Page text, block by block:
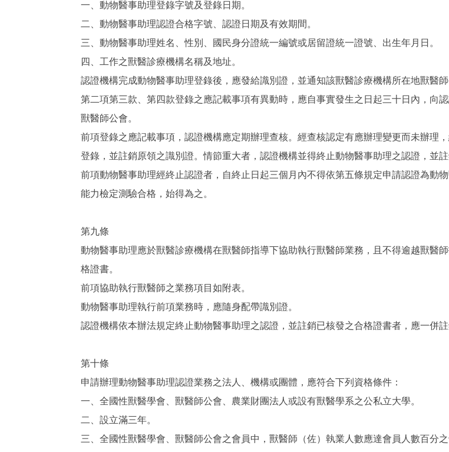
一、動物醫事助理登錄字號及登錄日期。
二、動物醫事助理認證合格字號、認證日期及有效期間。
三、動物醫事助理姓名、性別、國民身分證統一編號或居留證統一證號、出生年月日。
四、工作之獸醫診療機構名稱及地址。
認證機構完成動物醫事助理登錄後，應發給識別證，並通知該獸醫診療機構所在地獸醫師
第二項第三款、第四款登錄之應記載事項有異動時，應自事實發生之日起三十日內，向
獸醫師公會。
前項登錄之應記載事項，認證機構應定期辦理查核。經查核認定有應辦理變更而未辦理
登錄，並註銷原領之識別證。情節重大者，認證機構並得終止動物醫事助理之認證，並註
前項動物醫事助理經終止認證者，自終止日起三個月內不得依第五條規定申請認證為動
能力檢定測驗合格，始得為之。
第九條
動物醫事助理應於獸醫診療機構在獸醫師指導下協助執行獸醫師業務，且不得逾越獸醫
格證書。
前項協助執行獸醫師之業務項目如附表。
動物醫事助理執行前項業務時，應隨身配帶識別證。
認證機構依本辦法規定終止動物醫事助理之認證，並註銷已核發之合格證書者，應一併註
第十條
申請辦理動物醫事助理認證業務之法人、機構或團體，應符合下列資格條件：
一、全國性獸醫學會、獸醫師公會、農業財團法人或設有獸醫學系之公私立大學。
二、設立滿三年。
三、全國性獸醫學會、獸醫師公會之會員中，獸醫師（佐）執業人數應達會員人數百分之